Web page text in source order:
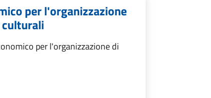
per l'organizzazione
per l'organizzazione di